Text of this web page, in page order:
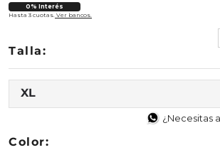
0% Interés
Hasta 3 cuotas. Ver bancos.
XL
¿Necesitas
Color: